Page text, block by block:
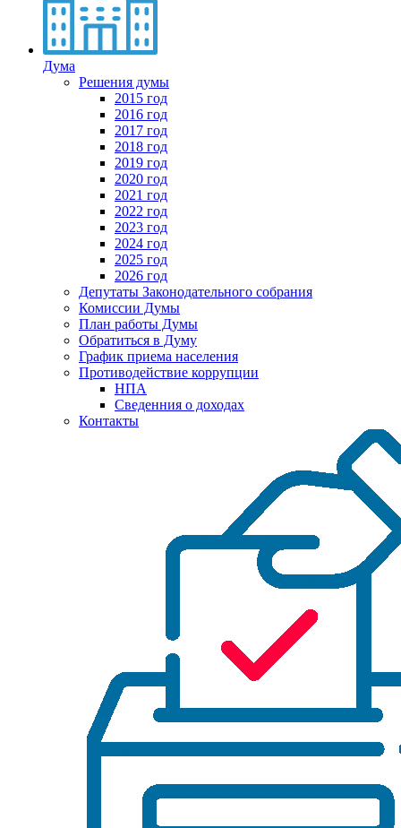
Дума
Решения думы
2015 год
2016 год
2017 год
2018 год
2019 год
2020 год
2021 год
2022 год
2023 год
2024 год
2025 год
2026 год
Депутаты Законодательного собрания
Комиссии Думы
План работы Думы
Обратиться в Думу
График приема населения
Противодействие коррупции
НПА
Сведенния о доходах
Контакты